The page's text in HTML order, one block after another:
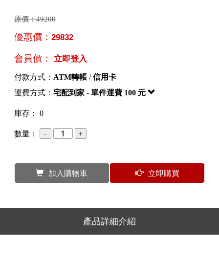
原價：49200
優惠價： 29832
會員價： 立即登入
付款方式： ATM轉帳/信用卡
運費方式： 宅配到家 - 單件運費 100 元
庫存： 0
數量：
加入購物車 立即購買
產品詳細介紹